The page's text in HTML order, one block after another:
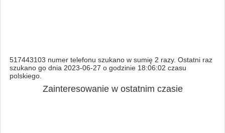
517443103 numer telefonu szukano w sumię 2 razy. Ostatni raz
szukano go dnia 2023-06-27 o godzinie 18:06:02 czasu
polskiego.
Zainteresowanie w ostatnim czasie